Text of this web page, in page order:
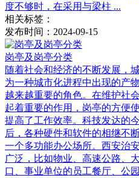
度不够时，在采用与梁柱 ...
相关标签：
发布时间：2024-09-15
岗亭及岗亭分类
随着社会和经济的不断发展，
为一种城市化进程中出现的产
越来越重要的角色。在维护社
起着重要的作用，岗亭的方便
提高了工作效率。科技发达的
后，各种硬件和软件的相继不
一个多功能办公场所。西安治
广泛，比如物业、高速公路、
口、事业单位的员工餐厅、公